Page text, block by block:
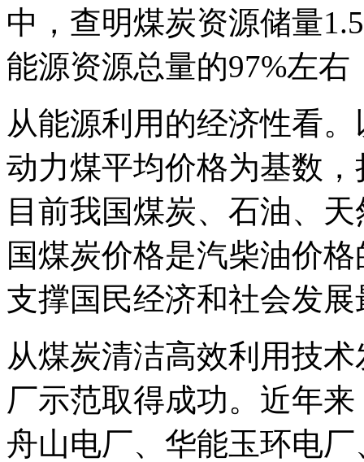
中，查明煤炭资源储量
能源资源总量的97%左
从能源利用的经济性看
动力煤平均价格为基数
目前我国煤炭、石油、
国煤炭价格是汽柴油价
支撑国民经济和社会发
从煤炭清洁高效利用技
厂示范取得成功。近年
舟山电厂、华能玉环电